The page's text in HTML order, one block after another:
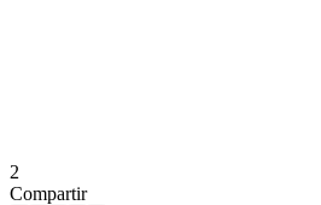
2
Compartir